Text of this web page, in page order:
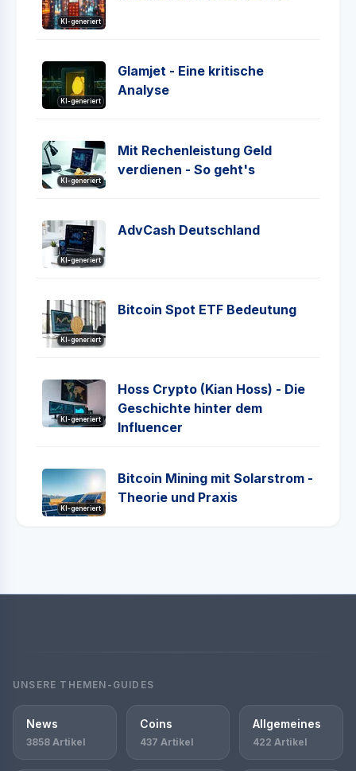
KI-generiert
KI-generiert
Glamjet - Eine kritische
Analyse
KI-generiert
Mit Rechenleistung Geld
verdienen - So geht's
KI-generiert
AdvCash Deutschland
KI-generiert
Bitcoin Spot ETF Bedeutung
KI-generiert
Hoss Crypto (Kian Hoss) - Die
Geschichte hinter dem
Influencer
KI-generiert
Bitcoin Mining mit Solarstrom -
Theorie und Praxis
UNSERE THEMEN-GUIDES
News
3858 Artikel
Coins
437 Artikel
Allgemeines
422 Artikel